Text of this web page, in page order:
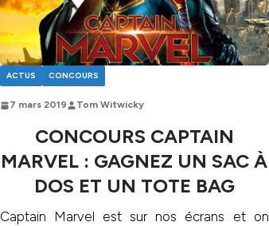
ACTUS CONCOURS
7 mars 2019 Tom Witwicky
CONCOURS CAPTAIN
MARVEL : GAGNEZ UN SAC À
DOS ET UN TOTE BAG
Captain Marvel est sur nos écrans et on